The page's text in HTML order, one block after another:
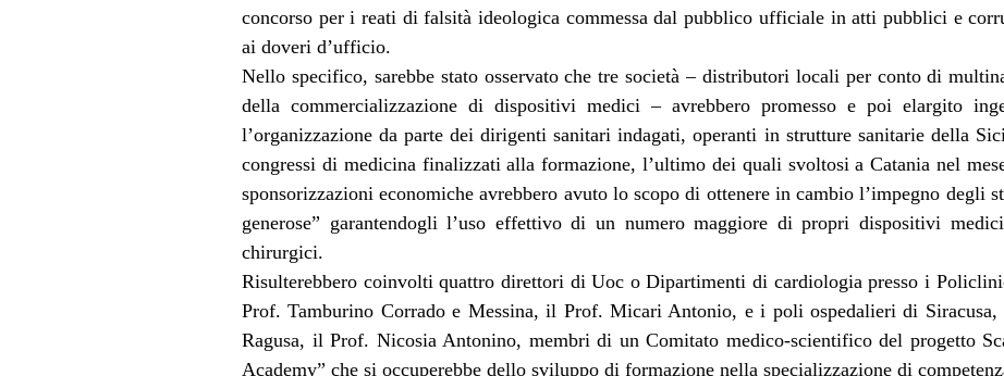
concorso per i reati di falsità ideologica commessa dal pubblico ufficiale in atti pubblici e
ai doveri d’ufficio.
Nello specifico, sarebbe stato osservato che tre società – distributori locali per conto di
della commercializzazione di dispositivi medici – avrebbero promesso e poi elargito
l’organizzazione da parte dei dirigenti sanitari indagati, operanti in strutture sanitarie della
congressi di medicina finalizzati alla formazione, l’ultimo dei quali svoltosi a Catania nel
sponsorizzazioni economiche avrebbero avuto lo scopo di ottenere in cambio l’impegno degli
generose” garantendogli l’uso effettivo di un numero maggiore di propri dispositivi
chirurgici.
Risulterebbero coinvolti quattro direttori di Uoc o Dipartimenti di cardiologia presso i
Prof. Tamburino Corrado e Messina, il Prof. Micari Antonio, e i poli ospedalieri di
Ragusa, il Prof. Nicosia Antonino, membri di un Comitato medico-scientifico del progetto
Academy” che si occuperebbe dello sviluppo di formazione nella specializzazione di